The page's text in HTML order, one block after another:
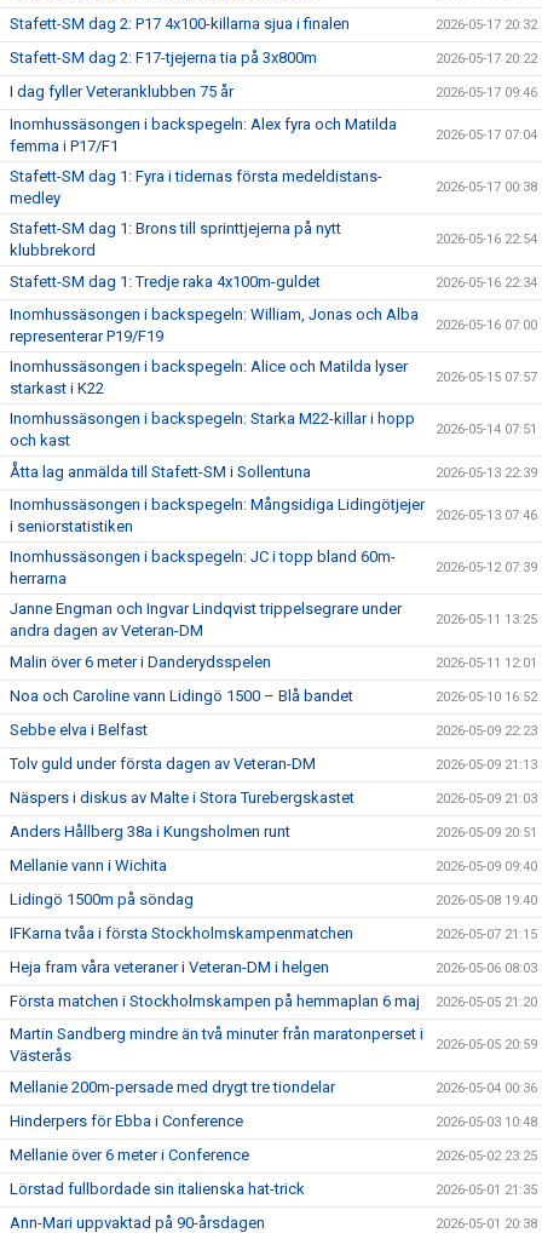
Stafett-SM dag 2: P17 4x100-killarna sjua i finalen 2026-05-17 20:32
Stafett-SM dag 2: F17-tjejerna tia på 3x800m 2026-05-17 20:22
I dag fyller Veteranklubben 75 år 2026-05-17 09:46
Inomhussäsongen i backspegeln: Alex fyra och Matilda
femma i P17/F1
2026-05-17 07:04
Stafett-SM dag 1: Fyra i tidernas första medeldistans-
medley
2026-05-17 00:38
Stafett-SM dag 1: Brons till sprinttjejerna på nytt
klubbrekord
2026-05-16 22:54
Stafett-SM dag 1: Tredje raka 4x100m-guldet 2026-05-16 22:34
Inomhussäsongen i backspegeln: William, Jonas och Alba
representerar P19/F19
2026-05-16 07:00
Inomhussäsongen i backspegeln: Alice och Matilda lyser
starkast i K22
2026-05-15 07:57
Inomhussäsongen i backspegeln: Starka M22-killar i hopp
och kast
2026-05-14 07:51
Åtta lag anmälda till Stafett-SM i Sollentuna 2026-05-13 22:39
Inomhussäsongen i backspegeln: Mångsidiga Lidingötjejer
i seniorstatistiken
2026-05-13 07:46
Inomhussäsongen i backspegeln: JC i topp bland 60m-
herrarna
2026-05-12 07:39
Janne Engman och Ingvar Lindqvist trippelsegrare under
andra dagen av Veteran-DM
2026-05-11 13:25
Malin över 6 meter i Danderydsspelen 2026-05-11 12:01
Noa och Caroline vann Lidingö 1500 – Blå bandet 2026-05-10 16:52
Sebbe elva i Belfast 2026-05-09 22:23
Tolv guld under första dagen av Veteran-DM 2026-05-09 21:13
Näspers i diskus av Malte i Stora Turebergskastet 2026-05-09 21:03
Anders Hållberg 38a i Kungsholmen runt 2026-05-09 20:51
Mellanie vann i Wichita 2026-05-09 09:40
Lidingö 1500m på söndag 2026-05-08 19:40
IFKarna tvåa i första Stockholmskampenmatchen 2026-05-07 21:15
Heja fram våra veteraner i Veteran-DM i helgen 2026-05-06 08:03
Första matchen i Stockholmskampen på hemmaplan 6 maj 2026-05-05 21:20
Martin Sandberg mindre än två minuter från maratonperset i
Västerås
2026-05-05 20:59
Mellanie 200m-persade med drygt tre tiondelar 2026-05-04 00:36
Hinderpers för Ebba i Conference 2026-05-03 10:48
Mellanie över 6 meter i Conference 2026-05-02 23:25
Lörstad fullbordade sin italienska hat-trick 2026-05-01 21:35
Ann-Mari uppvaktad på 90-årsdagen 2026-05-01 20:38